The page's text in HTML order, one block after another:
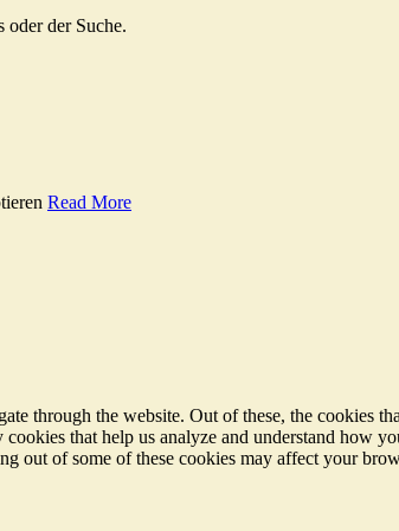
oder der Suche.
Read More
through the website. Out of these, the cookies
that help us analyze and understand how
out of some of these cookies may affect your